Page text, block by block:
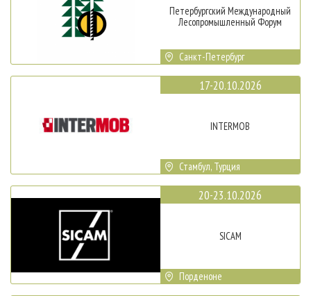
Петербургский Международный
Лесопромышленный Форум
Санкт-Петербург
17-20.10.2026
INTERMOB
Стамбул, Турция
20-23.10.2026
SICAM
Порденоне